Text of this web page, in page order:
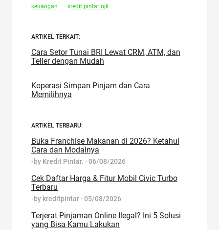
keuangan kredit pintar ojk
ARTIKEL TERKAIT:
Cara Setor Tunai BRI Lewat CRM, ATM, dan
Teller dengan Mudah
Koperasi Simpan Pinjam dan Cara
Memilihnya
ARTIKEL TERBARU:
Buka Franchise Makanan di 2026? Ketahui
Cara dan Modalnya
-by Kredit Pintar. · 06/08/2026
Cek Daftar Harga & Fitur Mobil Civic Turbo
Terbaru
-by kreditpintar · 05/08/2026
Terjerat Pinjaman Online Ilegal? Ini 5 Solusi
yang Bisa Kamu Lakukan